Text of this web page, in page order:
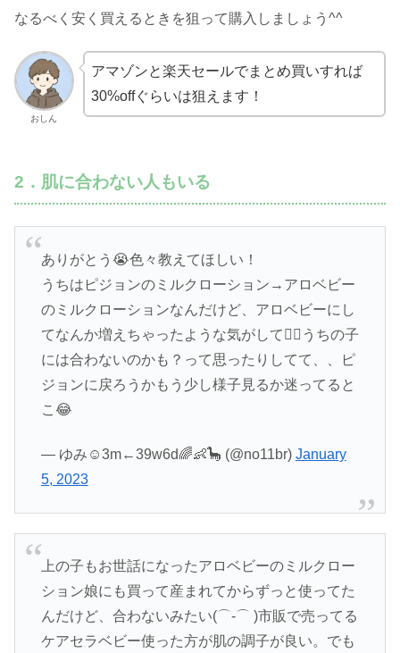
なるべく安く買えるときを狙って購入しましょう^^
おしん
アマゾンと楽天セールでまとめ買いすれば
30%offぐらいは狙えます！
2．肌に合わない人もいる
ありがとう😭色々教えてほしい！
うちはピジョンのミルクローション→アロベビー
のミルクローションなんだけど、アロベビーにし
てなんか増えちゃったような気がして🙇‍♂️うちの子
には合わないのかも？って思ったりしてて、、ピ
ジョンに戻ろうかもう少し様子見るか迷ってると
こ😂
— ゆみ☺︎3m←39w6d🌈👶🦕 (@no11br) January
5, 2023
上の子もお世話になったアロベビーのミルクロー
ション娘にも買って産まれてからずっと使ってた
んだけど、合わないみたい(⌒-⌒ )市販で売ってる
ケアセラベビー使った方が肌の調子が良い。でも